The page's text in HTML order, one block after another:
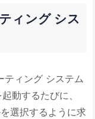
ィング シス
ティング システム
動するたびに、
選択するように求